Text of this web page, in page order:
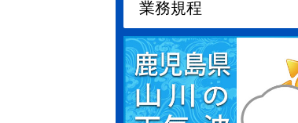
業務規程